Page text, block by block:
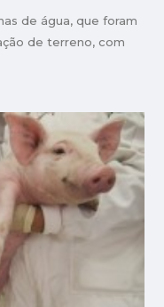
de água, que foram
de terreno, com